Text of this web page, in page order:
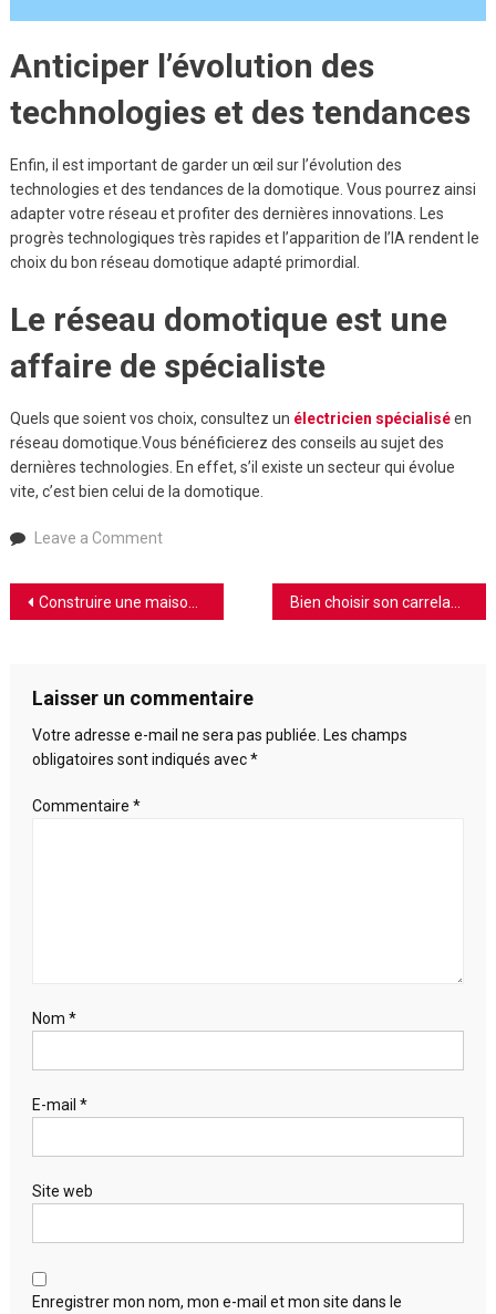
Anticiper l’évolution des
technologies et des tendances
Enfin, il est important de garder un œil sur l’évolution des
technologies et des tendances de la domotique. Vous pourrez ainsi
adapter votre réseau et profiter des dernières innovations. Les
progrès technologiques très rapides et l’apparition de l’IA rendent le
choix du bon réseau domotique adapté primordial.
Le réseau domotique est une
affaire de spécialiste
Quels que soient vos choix, consultez un électricien spécialiséen
réseau domotique.Vous bénéficierez des conseils au sujet des
dernières technologies. En effet, s’il existe un secteur qui évolue
vite, c’est bien celui de la domotique.
Leave a Commenton
:
quel
choisir
?
Navigation
l’article
Construire une maison en bois
Laisser un commentaire
Votre adresse e-mail ne sera pas publiée. Les champs
obligatoires sont indiqués avec*
Commentaire *
Nom *
E-mail *
Site web
Enregistrer mon nom, mon e-mail et mon site dans le